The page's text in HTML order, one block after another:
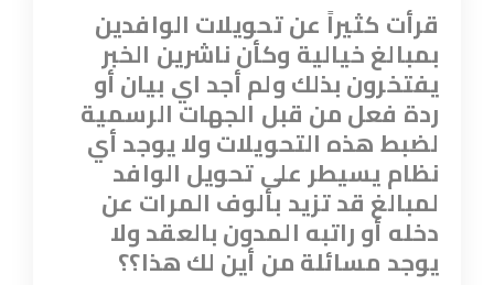
قرأت كثيراً عن تحويلات الوافدين
بمبالغ خيالية وكأن ناشرين الخبر
يفتخرون بذلك ولم أجد اي بيان أو
ردة فعل من قبل الجهات الرسمية
لضبط هذه التحويلات ولا يوجد أي
نظام يسيطر على تحويل الوافد
لمبالغ قد تزيد بألوف المرات عن
دخله أو راتبه المدون بالعقد ولا
يوجد مسائلة من أين لك هذا؟؟